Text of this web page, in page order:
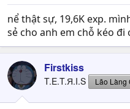
nể thật sự, 19,6K exp.
sẻ cho anh em chỗ kéo đi
Firstkiss
T.E.T.Я.I.S Lão Làng